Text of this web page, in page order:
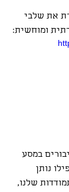
את שלבי
ומוחשית:
במסע
נותן
שלנו,